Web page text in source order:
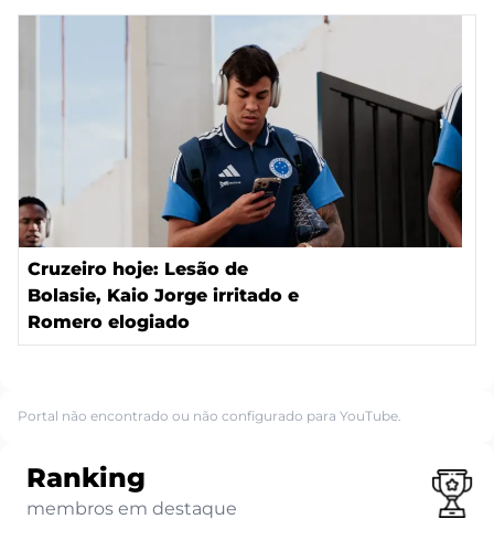
Cruzeiro hoje: Lesão de
Bolasie, Kaio Jorge irritado e
Romero elogiado
Portal não encontrado ou não configurado para YouTube.
Ranking
membros em destaque